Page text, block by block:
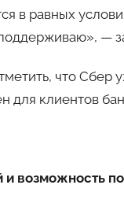
в равных
—
что Сбер
для клиентов
и возможность